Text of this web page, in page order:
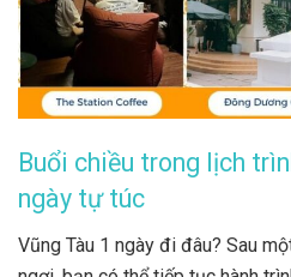
Buổi chiều trong lịch
ngày tự túc
Vũng Tàu 1 ngày đi đâu? Sau